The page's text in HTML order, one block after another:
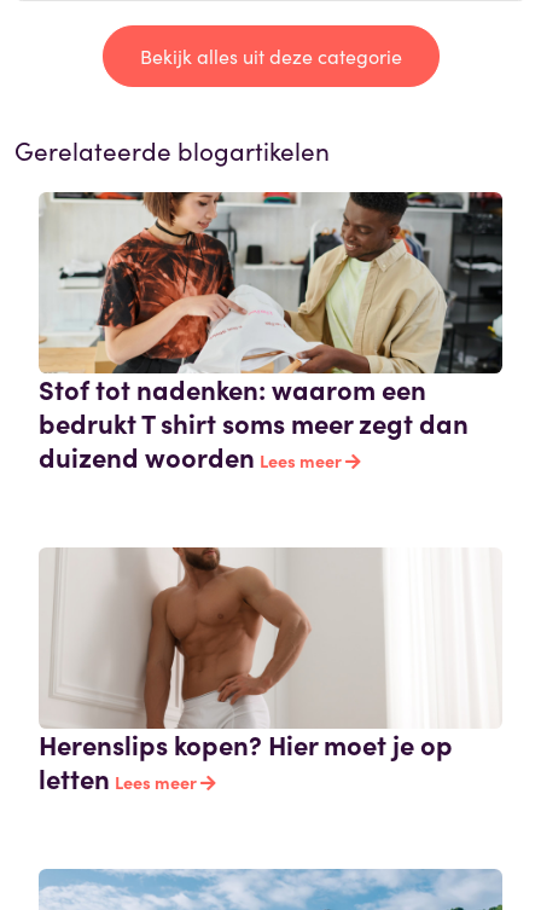
Bekijk alles uit deze categorie
Gerelateerde blogartikelen
Stof tot nadenken: waarom een
bedrukt T shirt soms meer zegt dan
duizend woorden Lees meer
Herenslips kopen? Hier moet je op
letten Lees meer